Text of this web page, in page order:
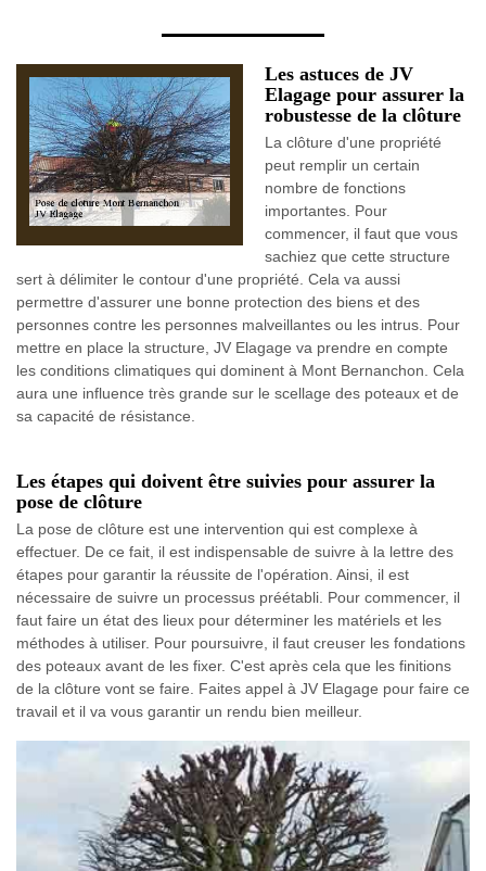
Les astuces de JV
Elagage pour assurer la
robustesse de la clôture
La clôture d'une propriété
peut remplir un certain
nombre de fonctions
importantes. Pour
commencer, il faut que vous
sachiez que cette structure
sert à délimiter le contour d'une propriété. Cela va aussi
permettre d'assurer une bonne protection des biens et des
personnes contre les personnes malveillantes ou les intrus. Pour
mettre en place la structure, JV Elagage va prendre en compte
les conditions climatiques qui dominent à Mont Bernanchon. Cela
aura une influence très grande sur le scellage des poteaux et de
sa capacité de résistance.
Les étapes qui doivent être suivies pour assurer la
pose de clôture
La pose de clôture est une intervention qui est complexe à
effectuer. De ce fait, il est indispensable de suivre à la lettre des
étapes pour garantir la réussite de l'opération. Ainsi, il est
nécessaire de suivre un processus préétabli. Pour commencer, il
faut faire un état des lieux pour déterminer les matériels et les
méthodes à utiliser. Pour poursuivre, il faut creuser les fondations
des poteaux avant de les fixer. C'est après cela que les finitions
de la clôture vont se faire. Faites appel à JV Elagage pour faire ce
travail et il va vous garantir un rendu bien meilleur.